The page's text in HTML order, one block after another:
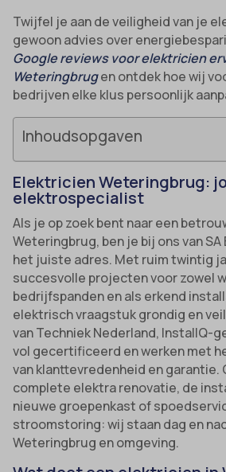
Twijfel je aan de veiligheid van je
gewoon advies over
Google reviews voor elektricien
Weteringbrugen ontdek hoe wij
bedrijven elke klus persoonlijk
Inhoudsopgaven
Elektricien Weteringbrug:
elektrospecialist
Als je op zoek bent naar een
Weteringbrug, ben je bij ons van
het juiste adres. Met ruim twintig
succesvolle projecten voor zowel
bedrijfspanden en als erkend
elektrisch vraagstuk grondig en
van Techniek Nederland, InstallQ-
vol gecertificeerd en werken met
van klanttevredenheid en garantie.
complete elektra renovatie, de
nieuwe groepenkast of
stroomstoring: wij staan dag en
Weteringbrug en omgeving.